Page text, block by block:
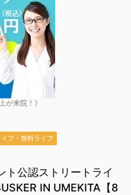
が来院！》
ブ・無料ライブ
ト公認ストリートライ
IN UMEKITA【8